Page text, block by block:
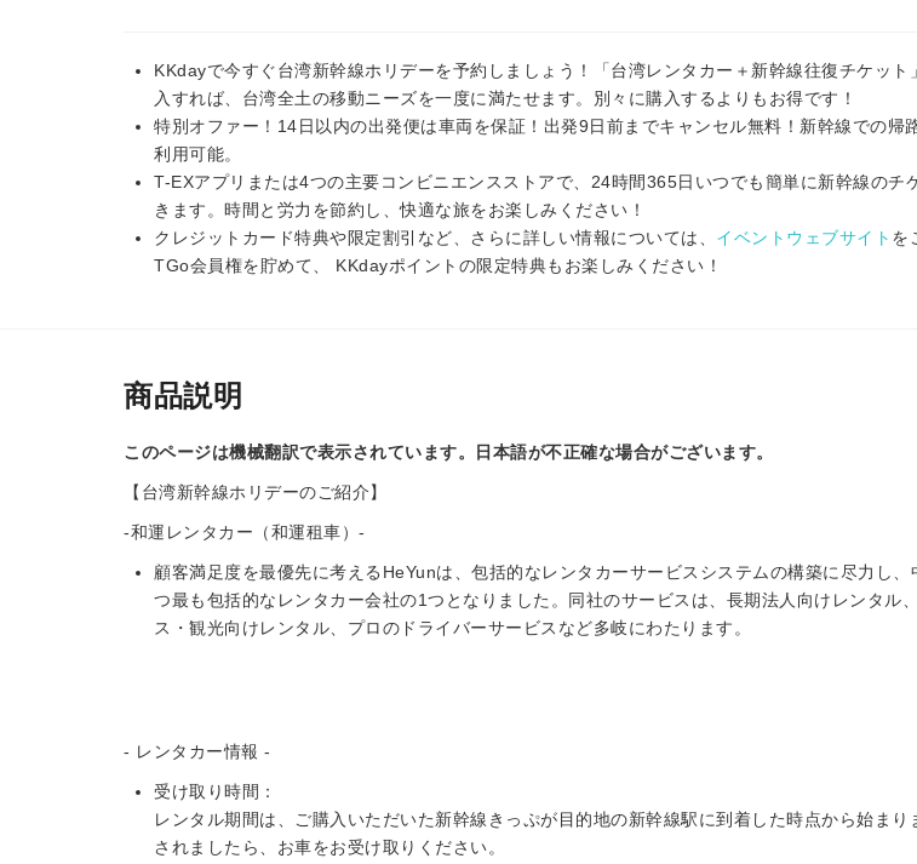
KKdayで今すぐ台湾新幹線ホリデーを予約しましょう！「台湾レンタカー＋新幹線往復チケット
入すれば、台湾全土の移動ニーズを一度に満たせます。別々に購入するよりもお得です！
特別オファー！14日以内の出発便は車両を保証！出発9日前までキャンセル無料！新幹線での帰
利用可能。
T-EXアプリまたは4つの主要コンビニエンスストアで、24時間365日いつでも簡単に新幹線のチ
きます。時間と労力を節約し、快適な旅をお楽しみください！
クレジットカード特典や限定割引など、さらに詳しい情報については、 イベントウェブサイト を
TGo会員権を貯めて、 KKdayポイントの限定特典もお楽しみください！
商品説明
このページは機械翻訳で表示されています。日本語が不正確な場合がございます。
【台湾新幹線ホリデーのご紹介】
-和運レンタカー（和運租車）-
顧客満足度を最優先に考えるHeYunは、包括的なレンタカーサービスシステムの構築に尽力し、
つ最も包括的なレンタカー会社の1つとなりました。同社のサービスは、長期法人向けレンタル
ス・観光向けレンタル、プロのドライバーサービスなど多岐にわたります。
- レンタカー情報 -
受け取り時間：
レンタル期間は、ご購入いただいた新幹線きっぷが目的地の新幹線駅に到着した時点から始まり
されましたら、お車をお受け取りください。